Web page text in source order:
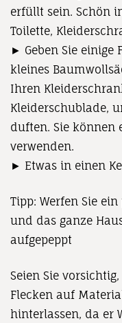
erfüllt sein. Schön
Toilette,
► Geben Sie einige
kleines
Ihren
Kleiderschublade,
duften. Sie können
verwenden.
► Etwas in einen
Tipp: Werfen Sie
und das ganze
aufgepeppt
Seien Sie
Flecken auf
hinterlassen, da er